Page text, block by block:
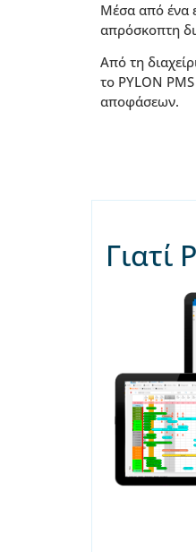
Μέσα από ένα
απρόσκοπτη
Από τη
το PYLON
αποφάσεων.
Γιατί